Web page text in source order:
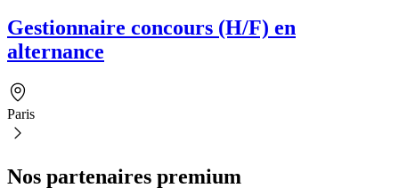
Gestionnaire concours (H/F) en
alternance
Paris
Nos partenaires premium